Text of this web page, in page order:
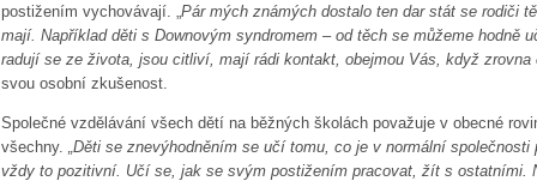
postižením vychovávají. „ Pár mých známých dostalo ten dar stát se rodiči
mají. Například děti s Downovým syndromem – od těch se můžeme hodně
radují se ze života, jsou citliví, mají rádi kontakt, obejmou Vás, když
svou osobní zkušenost.
Společné vzdělávání všech dětí na běžných školách považuje v obecné
všechny.
„Děti se znevýhodněním se učí tomu, co je v normální
vždy to pozitivní. Učí se, jak se svým postižením pracovat, žít s ostatními.